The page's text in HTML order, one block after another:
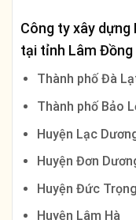
Công ty xây
tại tỉnh Lâm Đồng
Thành phố Đà
Thành phố Bảo
Huyện Lạc
Huyện Đơn
Huyện Đức Trọng
Huyện Lâm Hà